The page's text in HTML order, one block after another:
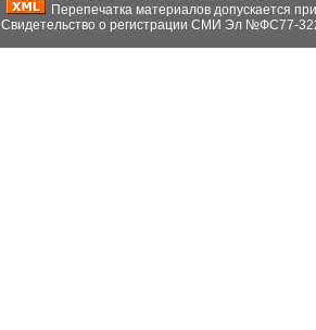
Перепечатка материалов допускается
Свидетельство о регистрации СМИ Эл №ФС77-